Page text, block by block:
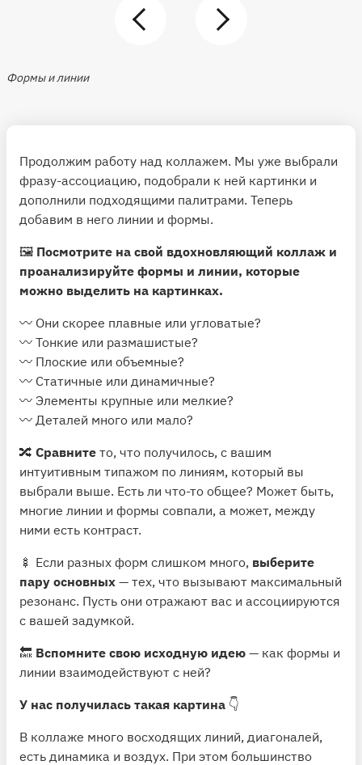
Формы и линии
Продолжим работу над коллажем. Мы уже выбрали
фразу-ассоциацию, подобрали к ней картинки и
дополнили подходящими палитрами. Теперь
добавим в него линии и формы.
🖼 Посмотрите на свой вдохновляющий коллаж и
проанализируйте формы и линии, которые
можно выделить на картинках.
〰️ Они скорее плавные или угловатые?
〰️ Тонкие или размашистые?
〰️ Плоские или объемные?
〰️ Статичные или динамичные?
〰️ Элементы крупные или мелкие?
〰️ Деталей много или мало?
🔀 Сравните то, что получилось, с вашим
интуитивным типажом по линиям, который вы
выбрали выше. Есть ли что-то общее? Может быть,
многие линии и формы совпали, а может, между
ними есть контраст.
🍢 Если разных форм слишком много, выберите
пару основных — тех, что вызывают максимальный
резонанс. Пусть они отражают вас и ассоциируются
с вашей задумкой.
🔙 Вспомните свою исходную идею — как формы и
линии взаимодействуют с ней?
У нас получилась такая картина 👇
В коллаже много восходящих линий, диагоналей,
есть динамика и воздух. При этом большинство